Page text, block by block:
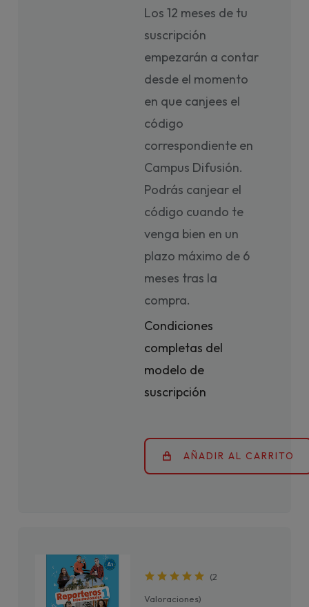
Los 12 meses de tu
suscripción
empezarán a contar
desde el momento
en que canjees el
código
correspondiente en
Campus Difusión.
Podrás canjear el
código cuando te
venga bien en un
plazo máximo de 6
meses tras la
compra.
Condiciones
completas del
modelo de
suscripción
AÑADIR AL CARRITO
(2
Valoraciones)